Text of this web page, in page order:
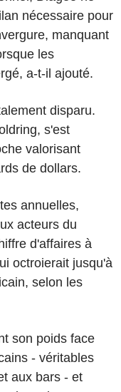
nécessaire pour
manquant
les
a-t-il ajouté.
disparu.
s'est
valorisant
de dollars.
annuelles,
acteurs du
d'affaires à
octroierait jusqu'à
selon les
son poids face
- véritables
aux bars - et